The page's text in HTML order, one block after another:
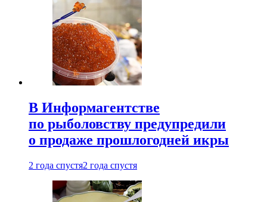
В Информагентстве
по рыболовству предупредили
о продаже прошлогодней икры
2 года спустя2 года спустя